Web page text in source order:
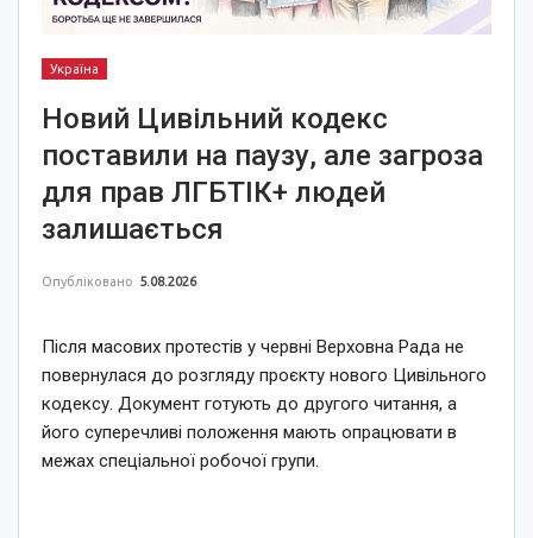
Україна
Новий Цивільний кодекс
поставили на паузу, але загроза
для прав ЛГБТІК+ людей
залишається
Опубліковано 5.08.2026
Після масових протестів у червні Верховна Рада не
повернулася до розгляду проєкту нового Цивільного
кодексу. Документ готують до другого читання, а
його суперечливі положення мають опрацювати в
межах спеціальної робочої групи.